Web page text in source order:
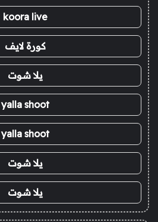
koora live
كورة لايف
يلا شوت
yalla shoot
yalla shoot
يلا شوت
يلا شوت